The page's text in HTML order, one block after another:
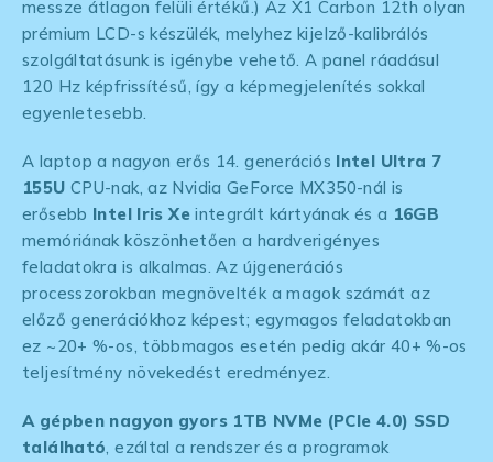
messze átlagon felüli értékű.) Az X1 Carbon 12th olyan
prémium LCD-s készülék, melyhez kijelző-kalibrálós
szolgáltatásunk is igénybe vehető. A panel ráadásul
120 Hz képfrissítésű, így a képmegjelenítés sokkal
egyenletesebb.
A laptop a nagyon erős 14. generációs Intel Ultra 7
155U CPU-nak, az Nvidia GeForce MX350-nál is
erősebb Intel Iris Xeintegrált kártyának és a 16GB
memóriának köszönhetően a hardverigényes
feladatokra is alkalmas. Az újgenerációs
processzorokban megnövelték a magok számát az
előző generációkhoz képest; egymagos feladatokban
ez ~20+ %-os, többmagos esetén pedig akár 40+ %-os
teljesítmény növekedést eredményez.
A gépben nagyon gyors 1TB NVMe (PCIe 4.0) SSD
található, ezáltal a rendszer és a programok